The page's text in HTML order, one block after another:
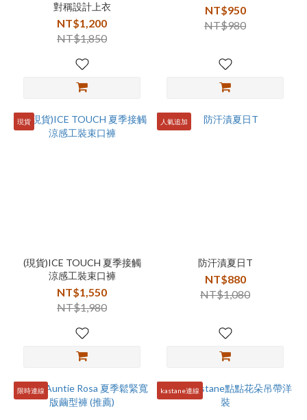
對稱設計上衣
NT$1,200
NT$1,850
NT$950
NT$980
現貨
(現貨)ICE TOUCH 夏季接觸
涼感工裝束口褲
NT$1,550
NT$1,980
人氣追加
防汗漬夏日T
NT$880
NT$1,080
限時連線 kastane連線